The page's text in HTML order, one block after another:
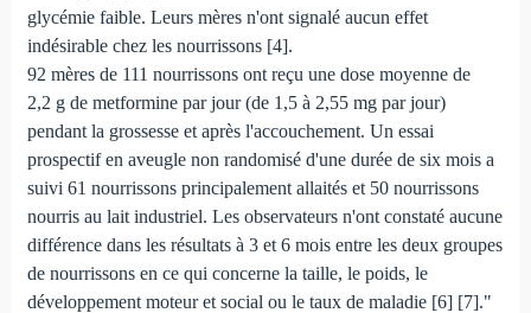
glycémie faible. Leurs mères n'ont signalé aucun effet
indésirable chez les nourrissons [4].
92 mères de 111 nourrissons ont reçu une dose moyenne de
2,2 g de metformine par jour (de 1,5 à 2,55 mg par jour)
pendant la grossesse et après l'accouchement. Un essai
prospectif en aveugle non randomisé d'une durée de six mois a
suivi 61 nourrissons principalement allaités et 50 nourrissons
nourris au lait industriel. Les observateurs n'ont constaté aucune
différence dans les résultats à 3 et 6 mois entre les deux groupes
de nourrissons en ce qui concerne la taille, le poids, le
développement moteur et social ou le taux de maladie [6] [7]."